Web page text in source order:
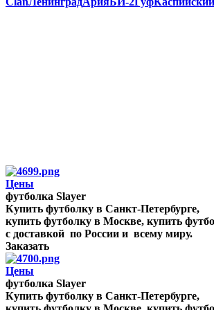
Цены
футболка Slayer
Купить футболку в Санкт-Петербурге,
купить футболку в Москве, купить
с доставкой по России и всему миру.
Заказать
Цены
футболка Slayer
Купить футболку в Санкт-Петербурге,